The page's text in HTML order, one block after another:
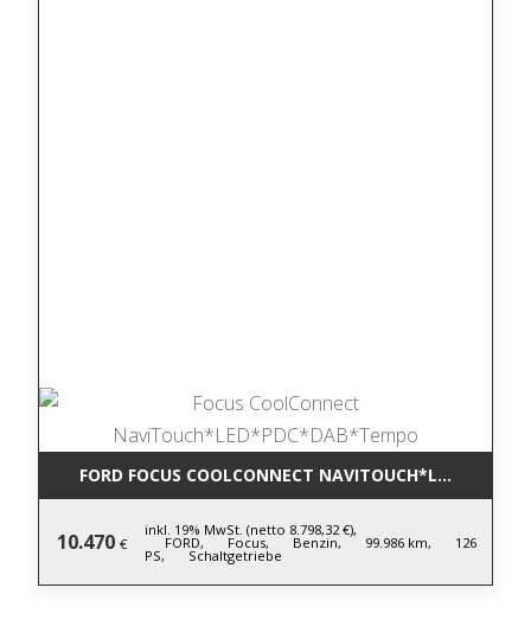
FORD FOCUS COOLCONNECT
10.470 €
inkl. 19% MwSt. (netto 8.798,32 €),
FORD, Focus, Benzin, 99.986 km, 126
PS, Schaltgetriebe